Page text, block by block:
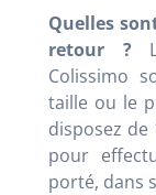
Quelles
retour ?
Colissimo
taille ou le
disposez
pour
porté, dans